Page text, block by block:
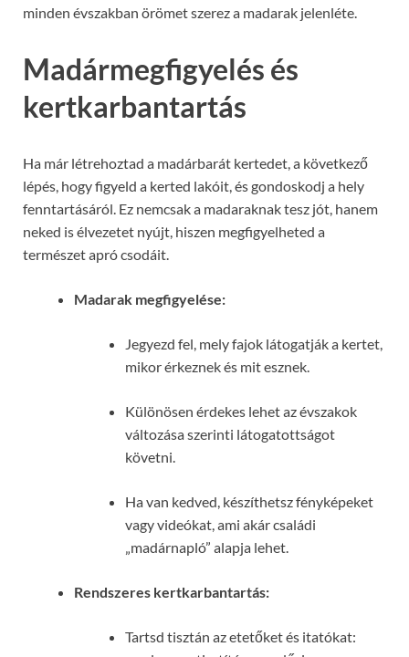
minden évszakban örömet szerez a madarak jelenléte.
Madármegfigyelés és
kertkarbantartás
Ha már létrehoztad a madárbarát kertedet, a következő
lépés, hogy figyeld a kerted lakóit, és gondoskodj a hely
fenntartásáról. Ez nemcsak a madaraknak tesz jót, hanem
neked is élvezetet nyújt, hiszen megfigyelheted a
természet apró csodáit.
Madarak megfigyelése:
Jegyezd fel, mely fajok látogatják a kertet,
mikor érkeznek és mit esznek.
Különösen érdekes lehet az évszakok
változása szerinti látogatottságot
követni.
Ha van kedved, készíthetsz fényképeket
vagy videókat, ami akár családi
„madárnapló” alapja lehet.
Rendszeres kertkarbantartás:
Tartsd tisztán az etetőket és itatókat: